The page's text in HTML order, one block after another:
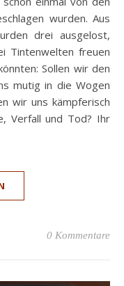
wurden. Aus
drei ausgelost,
Tintenwelten freuen
Sollen wir den
mutig in die Wogen
wir uns kämpferisch
Verfall und Tod? Ihr
0 Kommentare